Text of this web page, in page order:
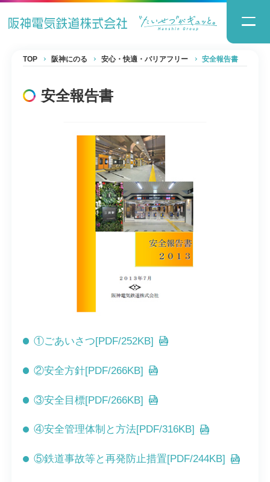
TOP 阪神にのる 安心・快適・バリアフリー 安全報告書
安全報告書
①ごあいさつ[PDF/252KB]
②安全方針[PDF/266KB]
③安全目標[PDF/266KB]
④安全管理体制と方法[PDF/316KB]
⑤鉄道事故等と再発防止措置[PDF/244KB]